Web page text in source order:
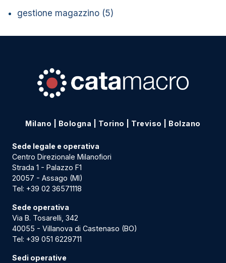
gestione magazzino (5)
Milano Bologna Torino Treviso Bolzano
Sede legale e operativa
Centro Direzionale Milanofiori
Strada 1 - Palazzo F1
20057 - Assago (MI)
Tel: +39 02 36571118
Sede operativa
Via B. Tosarelli, 342
40055 - Villanova di Castenaso (BO)
Tel: +39 051 6229711
Sedi operative